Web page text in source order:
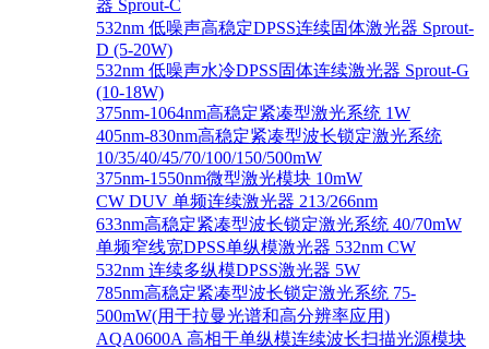
器 Sprout-C
532nm 低噪声高稳定DPSS连续固体激光器 Sprout-
D (5-20W)
532nm 低噪声水冷DPSS固体连续激光器 Sprout-G
(10-18W)
375nm-1064nm高稳定紧凑型激光系统 1W
405nm-830nm高稳定紧凑型波长锁定激光系统
10/35/40/45/70/100/150/500mW
375nm-1550nm微型激光模块 10mW
CW DUV 单频连续激光器 213/266nm
633nm高稳定紧凑型波长锁定激光系统 40/70mW
单频窄线宽DPSS单纵模激光器 532nm CW
532nm 连续多纵模DPSS激光器 5W
785nm高稳定紧凑型波长锁定激光系统 75-
500mW(用于拉曼光谱和高分辨率应用)
AQA0600A 高相干单纵模连续波长扫描光源模块